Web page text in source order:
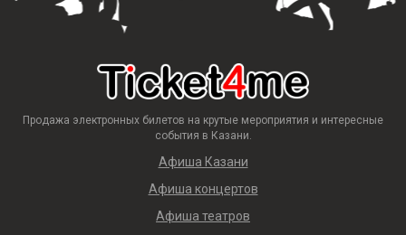
Продажа электронных билетов на крутые мероприятия и интересные
события в Казани.
Афиша Казани
Афиша концертов
Афиша театров